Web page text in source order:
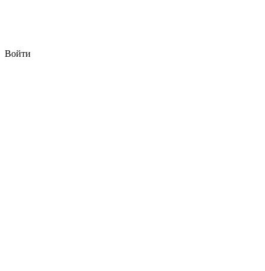
Войти